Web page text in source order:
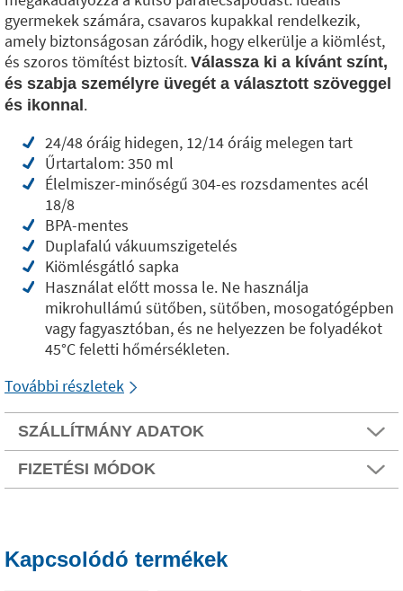
gyermekek számára, csavaros kupakkal rendelkezik,
amely biztonságosan záródik, hogy elkerülje a kiömlést,
és szoros tömítést biztosít. Válassza ki a kívánt színt,
és szabja személyre üvegét a választott szöveggel
és ikonnal .
24/48 óráig hidegen, 12/14 óráig melegen tart
Űrtartalom: 350 ml
Élelmiszer-minőségű 304-es rozsdamentes acél
18/8
BPA-mentes
Duplafalú vákuumszigetelés
Kiömlésgátló sapka
Használat előtt mossa le. Ne használja
mikrohullámú sütőben, sütőben, mosogatógépben
vagy fagyasztóban, és ne helyezzen be folyadékot
45°C feletti hőmérsékleten.
További részletek
SZÁLLÍTMÁNY ADATOK
FIZETÉSI MÓDOK
Kapcsolódó termékek